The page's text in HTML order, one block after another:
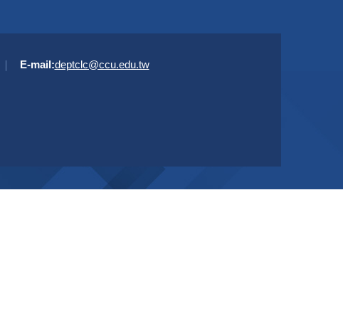
｜ E-mail:deptclc@ccu.edu.tw